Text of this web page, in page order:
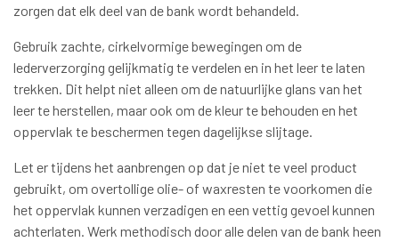
zorgen dat elk deel van de bank wordt behandeld.
Gebruik zachte, cirkelvormige bewegingen om de
lederverzorging gelijkmatig te verdelen en in het leer te laten
trekken. Dit helpt niet alleen om de natuurlijke glans van het
leer te herstellen, maar ook om de kleur te behouden en het
oppervlak te beschermen tegen dagelijkse slijtage.
Let er tijdens het aanbrengen op dat je niet te veel product
gebruikt, om overtollige olie- of waxresten te voorkomen die
het oppervlak kunnen verzadigen en een vettig gevoel kunnen
achterlaten. Werk methodisch door alle delen van de bank heen